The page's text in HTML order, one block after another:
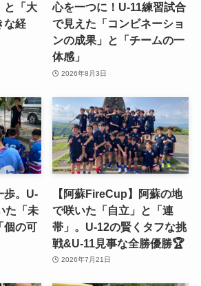
と「大
な経
心を一つに！U-11練習試合
で見えた「コンビネーショ
ンの成果」と「チームの一
体感」
2026年8月3日
歩。U-
た「未
個の可
【阿蘇FireCup】阿蘇の地
で咲いた「自立」と「連
帯」。U-12の賢くタフな挑
戦&U-11見事な全勝優勝🏆
2026年7月21日